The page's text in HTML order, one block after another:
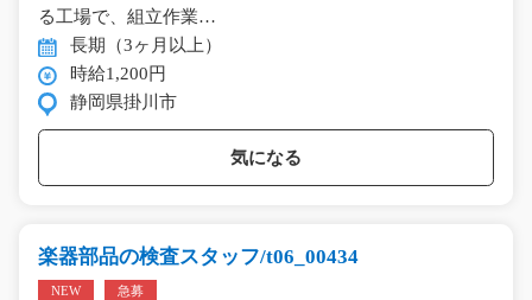
る工場で、組立作業…
長期（3ヶ月以上）
時給1,200円
静岡県掛川市
気になる
楽器部品の検査スタッフ/t06_00434
NEW 急募